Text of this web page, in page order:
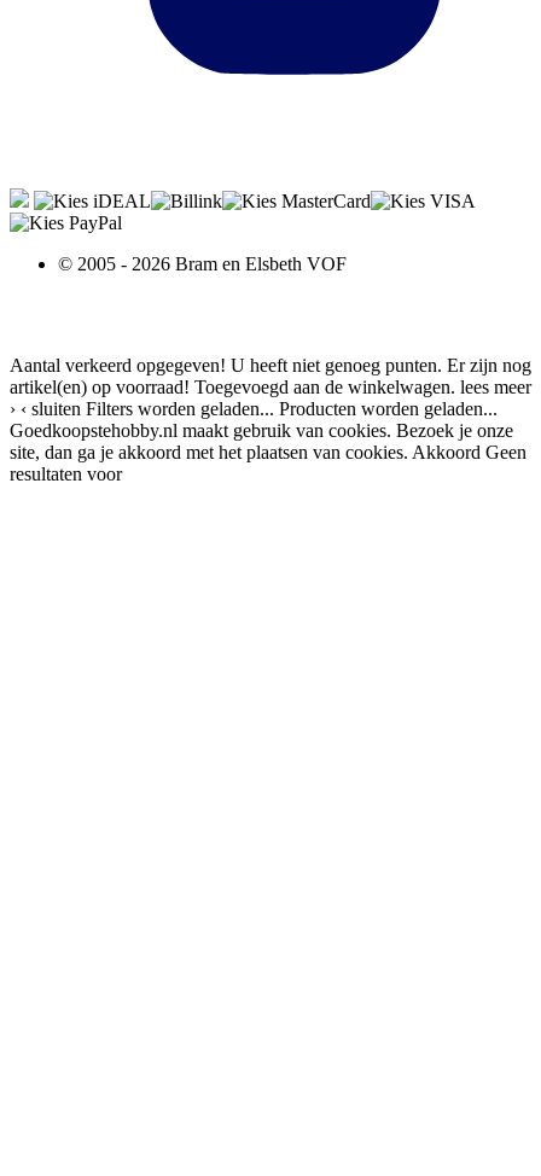
© 2005 - 2026 Bram en Elsbeth VOF
Aantal verkeerd opgegeven! U heeft niet genoeg punten. Er zijn nog
artikel(en) op voorraad! Toegevoegd aan de winkelwagen. lees meer
› ‹ sluiten Filters worden geladen... Producten worden geladen...
Goedkoopstehobby.nl maakt gebruik van cookies. Bezoek je onze
site, dan ga je akkoord met het plaatsen van cookies. Akkoord Geen
resultaten voor